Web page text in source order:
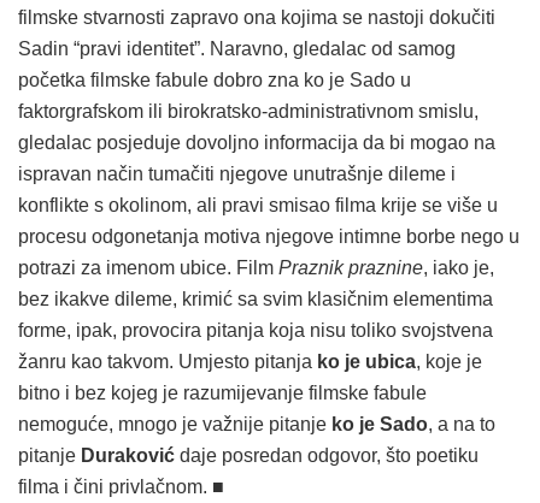
filmske stvarnosti zapravo ona kojima se nastoji dokučiti
Sadin “pravi identitet”. Naravno, gledalac od samog
početka filmske fabule dobro zna ko je Sado u
faktorgrafskom ili birokratsko-administrativnom smislu,
gledalac posjeduje dovoljno informacija da bi mogao na
ispravan način tumačiti njegove unutrašnje dileme i
konflikte s okolinom, ali pravi smisao filma krije se više u
procesu odgonetanja motiva njegove intimne borbe nego u
potrazi za imenom ubice. Film Praznik praznine, iako je,
bez ikakve dileme, krimić sa svim klasičnim elementima
forme, ipak, provocira pitanja koja nisu toliko svojstvena
žanru kao takvom. Umjesto pitanja ko je ubica, koje je
bitno i bez kojeg je razumijevanje filmske fabule
nemoguće, mnogo je važnije pitanje ko je Sado, a na to
pitanje Duraković daje posredan odgovor, što poetiku
filma i čini privlačnom. ■